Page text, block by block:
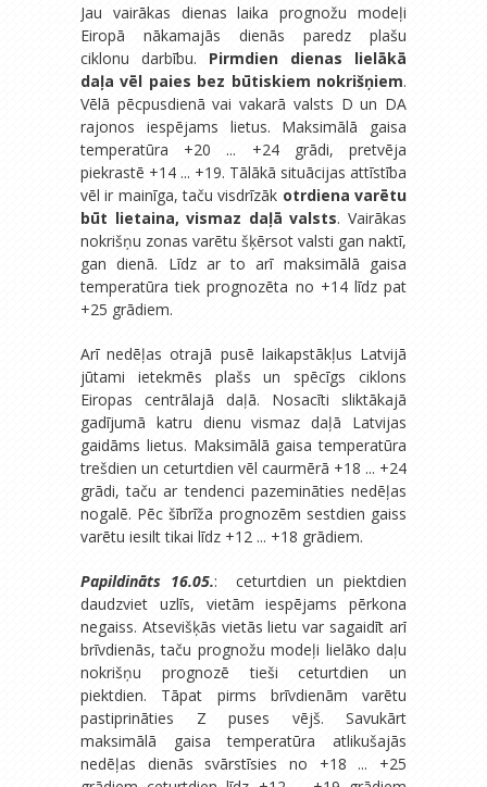
Jau vairākas dienas laika prognožu modeļi
Eiropā nākamajās dienās paredz plašu
ciklonu darbību. Pirmdien dienas lielākā
daļa vēl paies bez būtiskiem nokrišņiem.
Vēlā pēcpusdienā vai vakarā valsts D un DA
rajonos iespējams lietus. Maksimālā gaisa
temperatūra +20 ... +24 grādi, pretvēja
piekrastē +14 ... +19. Tālākā situācijas attīstība
vēl ir mainīga, taču visdrīzāk otrdiena varētu
būt lietaina, vismaz daļā valsts. Vairākas
nokrišņu zonas varētu šķērsot valsti gan naktī,
gan dienā. Līdz ar to arī maksimālā gaisa
temperatūra tiek prognozēta no +14 līdz pat
+25 grādiem.
Arī nedēļas otrajā pusē laikapstākļus Latvijā
jūtami ietekmēs plašs un spēcīgs ciklons
Eiropas centrālajā daļā. Nosacīti sliktākajā
gadījumā katru dienu vismaz daļā Latvijas
gaidāms lietus. Maksimālā gaisa temperatūra
trešdien un ceturtdien vēl caurmērā +18 ... +24
grādi, taču ar tendenci pazemināties nedēļas
nogalē. Pēc šībrīža prognozēm sestdien gaiss
varētu iesilt tikai līdz +12 ... +18 grādiem.
Papildināts 16.05.: ceturtdien un piektdien
daudzviet uzlīs, vietām iespējams pērkona
negaiss. Atsevišķās vietās lietu var sagaidīt arī
brīvdienās, taču prognožu modeļi lielāko daļu
nokrišņu prognozē tieši ceturtdien un
piektdien. Tāpat pirms brīvdienām varētu
pastiprināties Z puses vējš. Savukārt
maksimālā gaisa temperatūra atlikušajās
nedēļas dienās svārstīsies no +18 ... +25